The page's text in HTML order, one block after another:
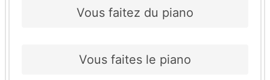
Vous faitez du piano
Vous faites le piano